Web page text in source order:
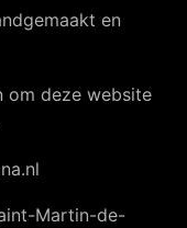
en
om deze website
Martin-de-